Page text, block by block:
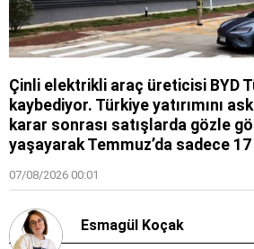
Çinli elektrikli araç üreticisi BYD
kaybediyor. Türkiye yatırımını
karar sonrası satışlarda gözle
yaşayarak Temmuz’da sadece
07/08/2026 00:01
Esmagül Koçak